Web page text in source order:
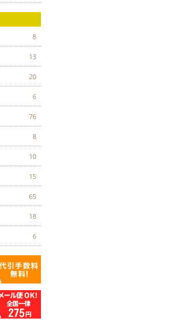
8
13
20
6
76
8
10
15
65
18
6